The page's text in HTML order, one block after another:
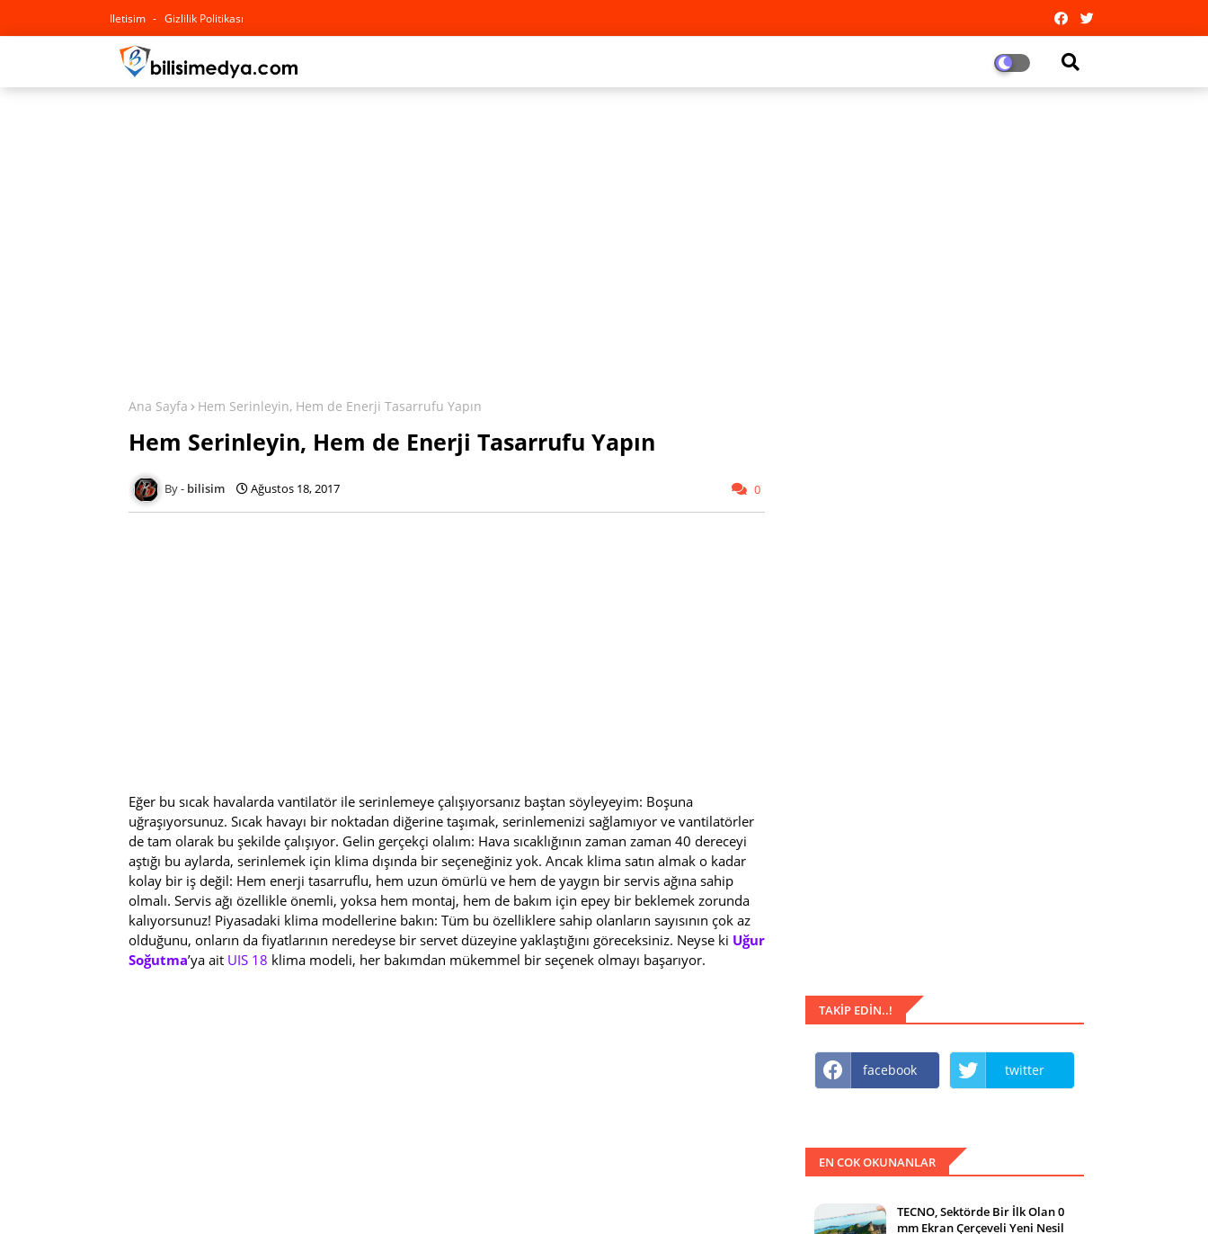
Iletisim Gizlilik Politikası
Ana Sayfa Hem Serinleyin, Hem de Enerji Tasarrufu Yapın
Hem Serinleyin, Hem de Enerji Tasarrufu Yapın
bilisim Ağustos 18, 2017 0
Eğer bu sıcak havalarda vantilatör ile serinlemeye çalışıyorsanız baştan söyleyeyim: Boşuna
uğraşıyorsunuz. Sıcak havayı bir noktadan diğerine taşımak, serinlemenizi sağlamıyor ve vantilatörler
de tam olarak bu şekilde çalışıyor. Gelin gerçekçi olalım: Hava sıcaklığının zaman zaman 40 dereceyi
aştığı bu aylarda, serinlemek için klima dışında bir seçeneğiniz yok. Ancak klima satın almak o kadar
kolay bir iş değil: Hem enerji tasarruflu, hem uzun ömürlü ve hem de yaygın bir servis ağına sahip
olmalı. Servis ağı özellikle önemli, yoksa hem montaj, hem de bakım için epey bir beklemek zorunda
kalıyorsunuz! Piyasadaki klima modellerine bakın: Tüm bu özelliklere sahip olanların sayısının çok az
olduğunu, onların da fiyatlarının neredeyse bir servet düzeyine yaklaştığını göreceksiniz. Neyse ki Uğur
Soğutma’ya ait UIS 18 klima modeli, her bakımdan mükemmel bir seçenek olmayı başarıyor.
TAKIP EDIN..!
facebook twitter
EN COK OKUNANLAR
TECNO, Sektörde Bir İlk Olan 0
mm Ekran Çerçeveli Yeni Nesil